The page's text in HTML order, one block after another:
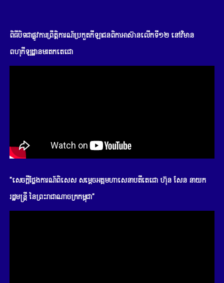
ពិធីបិទជាផ្លូវការព្រឹត្តិការណ៍ប្រកួតកីឡាជនពិកាអាស៊ានលើកទី១២ នៅវិមាន
ពហុកីឡដ្ឋានមរតកតេជោ
"សេចក្តីថ្លែងការណ៍ពិសេស សម្តេចអគ្គមហាសេនាបតីតេជោ ហ៊ុន សែន នាយក
រដ្ឋមន្រ្តី នៃព្រះរាជាណាចក្រកម្ពុជា"